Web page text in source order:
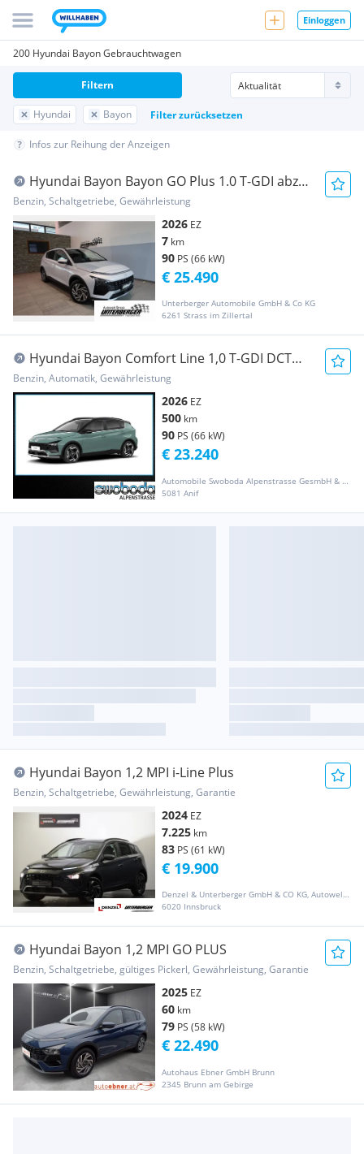
Einloggen
200 Hyundai Bayon Gebrauchtwagen
Hyundai Bayon Filter zurücksetzen
Filtern
Infos zur Reihung der Anzeigen
Hyundai Bayon Bayon GO Plus 1.0 T-GDI abzgl.
möglicher ...
Benzin, Schaltgetriebe, Gewährleistung
2026 EZ
7 km
90 PS (66 kW)
Unterberger Automobile GmbH & Co KG
6261 Strass im Zillertal
€ 25.490
Hyundai Bayon Comfort Line 1,0 T-GDI DCT
y6bc2-PP8-OO5/O6
Benzin, Automatik, Gewährleistung
2026 EZ
500 km
90 PS (66 kW)
Automobile Swoboda Alpenstrasse GesmbH & Co KG
5081 Anif
€ 23.240
Hyundai Bayon 1,2 MPI i-Line Plus
Benzin, Schaltgetriebe, Gewährleistung, Garantie
2024 EZ
7.225 km
83 PS (61 kW)
Denzel & Unterberger GmbH & CO KG, Autowelt Innsbruck
6020 Innsbruck
€ 19.900
Hyundai Bayon 1,2 MPI GO PLUS
Benzin, Schaltgetriebe, gültiges Pickerl, Gewährleistung, Garantie
2025 EZ
60 km
79 PS (58 kW)
Autohaus Ebner GmbH Brunn
2345 Brunn am Gebirge
€ 22.490